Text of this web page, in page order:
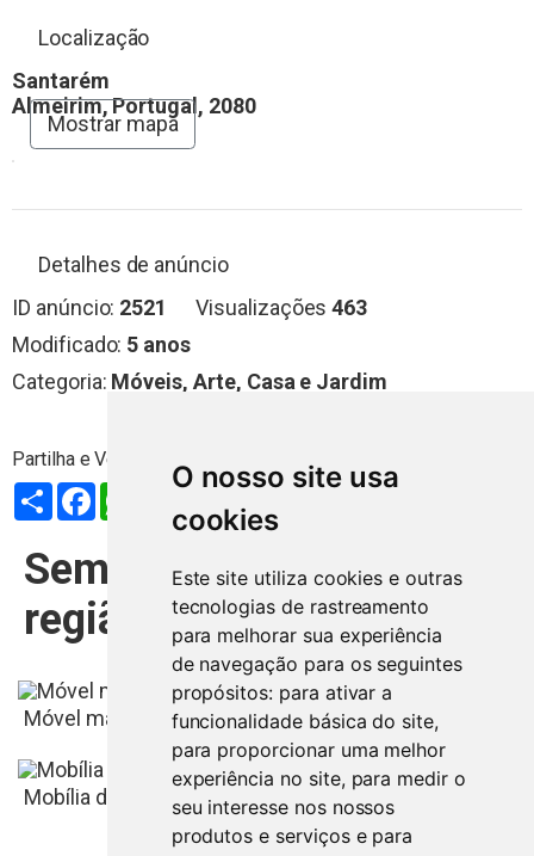
O nosso site usa
cookies
Este site utiliza cookies e outras
tecnologias de rastreamento
para melhorar sua experiência
de navegação para os seguintes
propósitos: para ativar a
funcionalidade básica do site,
para proporcionar uma melhor
experiência no site, para medir o
seu interesse nos nossos
produtos e serviços e para
Localização
Santarém
Almeirim, Portugal, 2080
Mostrar mapa
Detalhes de anúncio
ID anúncio: 2521 Visualizações 463
Modificado: 5 anos
Categoria: Móveis, Arte, Casa e Jardim
PartilharFacebookWhatsApp
X LinkedInTelegram
Pinterest
Email
Semelhantes na mesma
região
Móvel madeira maciça em Pinho
Mobília de sala de jantar